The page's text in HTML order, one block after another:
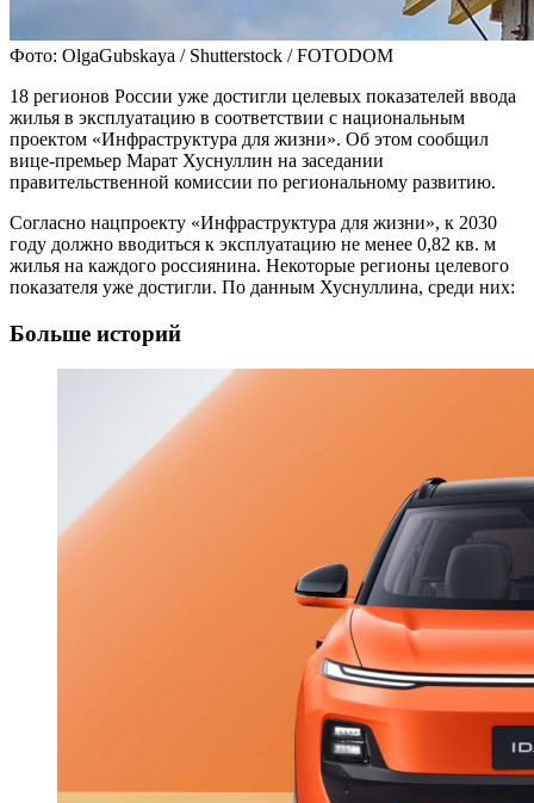
Фото: OlgaGubskaya / Shutterstock / FOTODOM
18 регионов России уже достигли целевых показателей ввода
жилья в эксплуатацию в соответствии с национальным
проектом «Инфраструктура для жизни». Об этом сообщил
вице-премьер Марат Хуснуллин на заседании
правительственной комиссии по региональному развитию.
Согласно нацпроекту «Инфраструктура для жизни», к 2030
году должно вводиться к эксплуатацию не менее 0,82 кв. м
жилья на каждого россиянина. Некоторые регионы целевого
показателя уже достигли. По данным Хуснуллина, среди них:
Больше историй